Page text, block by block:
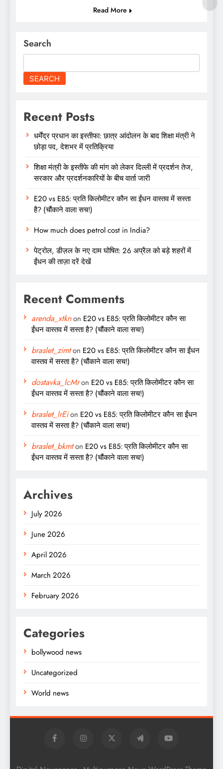
Read More
Search
SEARCH
Recent Posts
धर्मेंद्र प्रधान का इस्तीफा: छात्र आंदोलन के बाद शिक्षा मंत्री ने
छोड़ा पद, देशभर में प्रतिक्रिया
शिक्षा मंत्री के इस्तीफे की मांग को लेकर दिल्ली में प्रदर्शन तेज,
सरकार और प्रदर्शनकारियों के बीच वार्ता जारी
E20 vs E85: प्रति किलोमीटर कौन सा ईंधन वास्तव में सस्ता
है? (चौंकाने वाला सच!)
How much does petrol cost in India?
पेट्रोल, डीज़ल के नए दाम घोषित: 26 अप्रैल को बड़े शहरों में
ईंधन की ताज़ा दरें देखें
Recent Comments
arenda_xtknon E20 vs E85: प्रति किलोमीटर कौन सा
ईंधन वास्तव में सस्ता है? (चौंकाने वाला सच!)
braslet_zimton E20 vs E85: प्रति किलोमीटर कौन सा ईंधन
वास्तव में सस्ता है? (चौंकाने वाला सच!)
dostavka_lcMron E20 vs E85: प्रति किलोमीटर कौन सा
ईंधन वास्तव में सस्ता है? (चौंकाने वाला सच!)
braslet_lrEion E20 vs E85: प्रति किलोमीटर कौन सा ईंधन
वास्तव में सस्ता है? (चौंकाने वाला सच!)
braslet_bkmton E20 vs E85: प्रति किलोमीटर कौन सा
ईंधन वास्तव में सस्ता है? (चौंकाने वाला सच!)
Archives
July 2026
June 2026
April 2026
March 2026
February 2026
Categories
bollywood news
Uncategorized
World news